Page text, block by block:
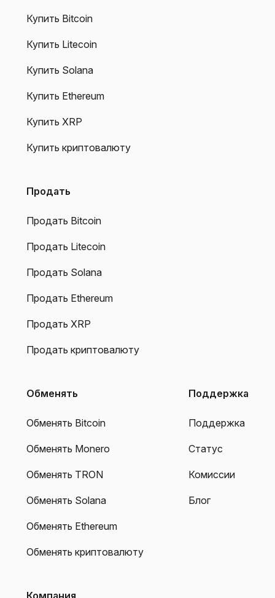
Купить Bitcoin
Купить Litecoin
Купить Solana
Купить Ethereum
Купить XRP
Купить криптовалюту
Продать
Продать Bitcoin
Продать Litecoin
Продать Solana
Продать Ethereum
Продать XRP
Продать криптовалюту
Обменять
Обменять Bitcoin
Обменять Monero
Обменять TRON
Обменять Solana
Обменять Ethereum
Обменять криптовалюту
Поддержка
Поддержка
Статус
Комиссии
Блог
Компания